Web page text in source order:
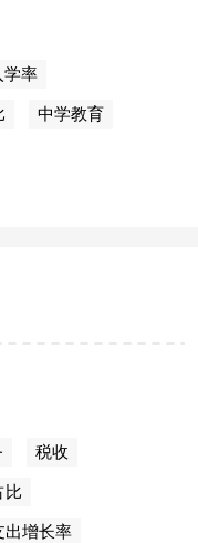
学率
中学教育
税收
比
出增长率